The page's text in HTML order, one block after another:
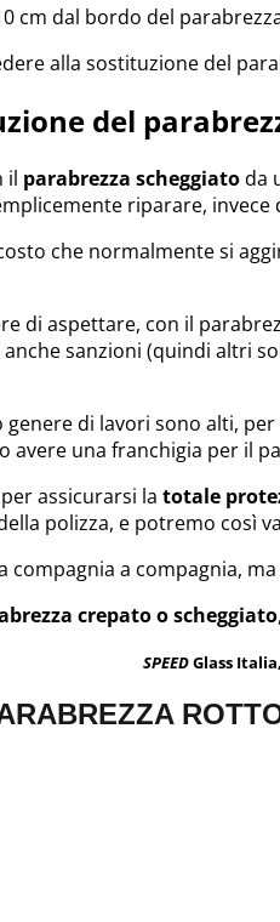
cm dal bordo del
alla sostituzione del
del
il parabrezza scheggiatoda
riparare,
che normalmente si
di aspettare, con il
sanzioni (quindi altri
di lavori sono alti,
avere una franchigia per il
assicurarsi la totale
polizza, e potremo così
compagnia a compagnia,
crepato o scheggiato
SPEEDGlass